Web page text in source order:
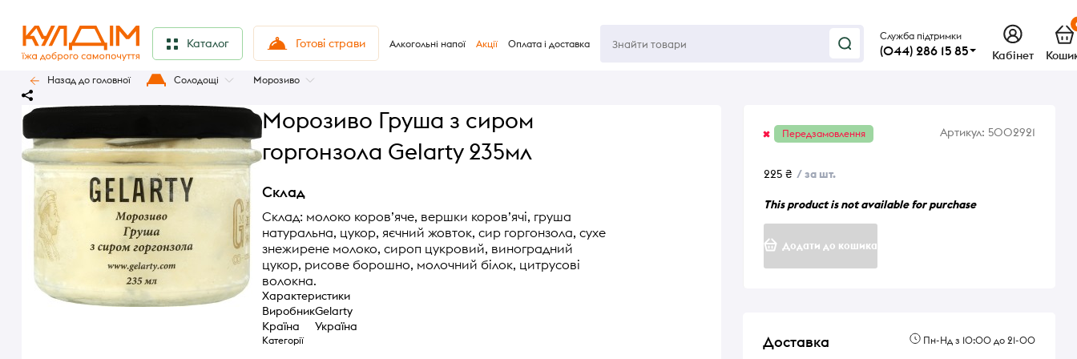
Каталог Готові страви Алкогольні напої Акції Оплата і доставка
Служба підтримки
(044) 286 15 85 Кабінет
Назад до головної Солодощі Морозиво
Морозиво Груша з сиром
горгонзола Gelarty 235мл
Склад
Склад: молоко коров’яче, вершки коров’ячі, груша
натуральна, цукор, яєчний жовток, сир горгонзола, сухе
знежирене молоко, сироп цукровий, виноградний
цукор, рисове борошно, молочний білок, цитрусові
волокна.
Характеристики
ВиробникGelarty
Країна
Україна
Категорії
Передзамовлення Артикул: 5002921
225 ₴ / за шт.
This product is not available for purchase
Додати до кошика
Доставка Пн-Нд з 10:00 до 21-00